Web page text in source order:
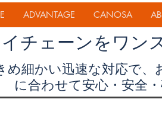
ADVANTAGE CANOSA
チェーンを ワン
め細かい迅速な対応で、
に合わせて安心・安全